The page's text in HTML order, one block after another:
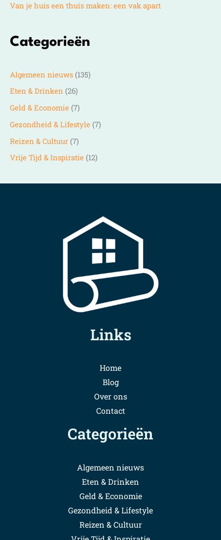
Van je huis een thuis maken: een vak apart
Categorieën
Algemeen nieuws (135)
Eten & Drinken (26)
Geld & Economie (7)
Gezondheid & Lifestyle (7)
Reizen & Cultuur (7)
Vrije Tijd & Inspiratie (12)
Links
Home
Blog
Over ons
Contact
Categorieën
Algemeen nieuws
Eten & Drinken
Geld & Economie
Gezondheid & Lifestyle
Reizen & Cultuur